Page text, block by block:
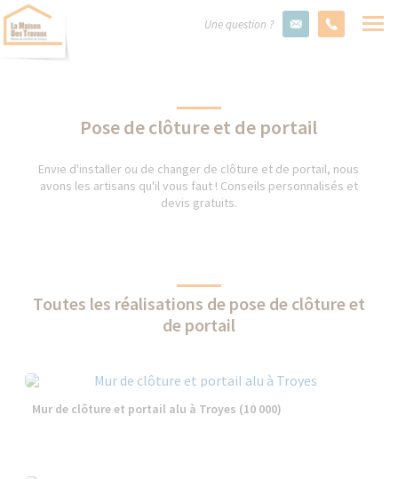
Une question ?
Pose de clôture et de portail
Envie d'installer ou de changer de clôture et de portail, nous
avons les artisans qu'il vous faut ! Conseils personnalisés et
devis gratuits.
Toutes les réalisations de pose de clôture et
de portail
Mur de clôture et portail alu à Troyes (10 000)